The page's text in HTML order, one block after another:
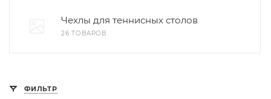
Чехлы для теннисных столов
26 ТОВАРОВ
ФИЛЬТР